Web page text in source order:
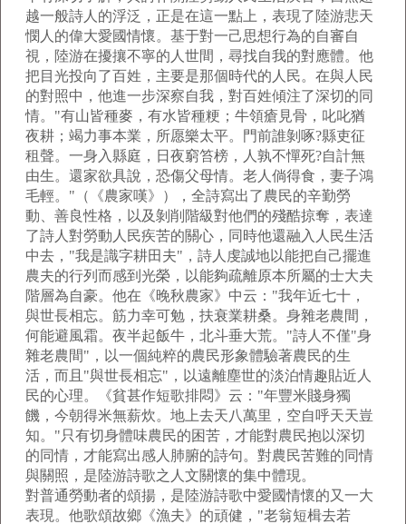
越一般詩人的浮泛，正是在這一點上，表現了陸游悲天
憫人的偉大愛國情懷。基于對一己思想行為的自審自
視，陸游在擾攘不寧的人世間，尋找自我的對應體。他
把目光投向了百姓，主要是那個時代的人民。在與人民
的對照中，他進一步深察自我，對百姓傾注了深切的同
情。"有山皆種麥，有水皆種粳；牛領瘡見骨，叱叱猶
夜耕；竭力事本業，所愿樂太平。門前誰剝啄?縣吏征
租聲。一身入縣庭，日夜窮笞榜，人孰不憚死?自計無
由生。還家欲具說，恐傷父母情。老人倘得食，妻子鴻
毛輕。"（《農家嘆》），全詩寫出了農民的辛勤勞
動、善良性格，以及剝削階級對他們的殘酷掠奪，表達
了詩人對勞動人民疾苦的關心，同時他還融入人民生活
中去，"我是識字耕田夫"，詩人虔誠地以能把自己擺進
農夫的行列而感到光榮，以能夠疏離原本所屬的士大夫
階層為自豪。他在《晚秋農家》中云："我年近七十，
與世長相忘。筋力幸可勉，扶衰業耕桑。身雜老農間，
何能避風霜。夜半起飯牛，北斗垂大荒。"詩人不僅"身
雜老農間"，以一個純粹的農民形象體驗著農民的生
活，而且"與世長相忘"，以遠離塵世的淡泊情趣貼近人
民的心理。《貧甚作短歌排悶》云："年豐米賤身獨
饑，今朝得米無薪炊。地上去天八萬里，空自呼天天豈
知。"只有切身體味農民的困苦，才能對農民抱以深切
的同情，才能寫出感人肺腑的詩句。對農民苦難的同情
與關照，是陸游詩歌之人文關懷的集中體現。
對普通勞動者的頌揚，是陸游詩歌中愛國情懷的又一大
表現。他歌頌故鄉《漁夫》的頑健，"老翁短楫去若